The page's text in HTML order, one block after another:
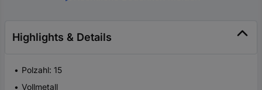
Highlights & Details
Polzahl: 15
Vollmetall